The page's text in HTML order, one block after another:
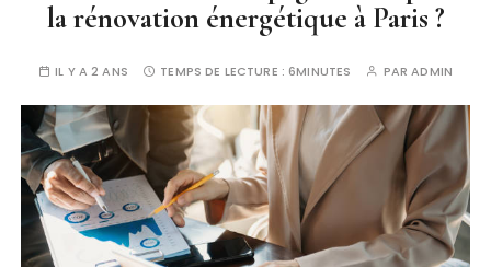
la rénovation énergétique à Paris ?
IL Y A 2 ANS TEMPS DE LECTURE :6MINUTES PARADMIN